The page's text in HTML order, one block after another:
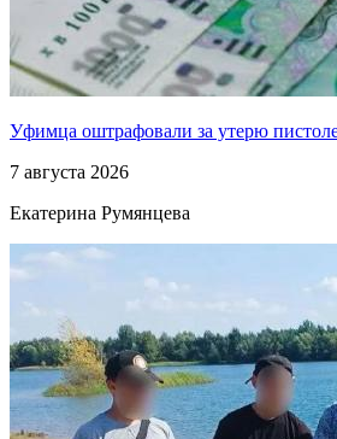
Уфимца оштрафовали за утерю
7 августа 2026
Екатерина Румянцева